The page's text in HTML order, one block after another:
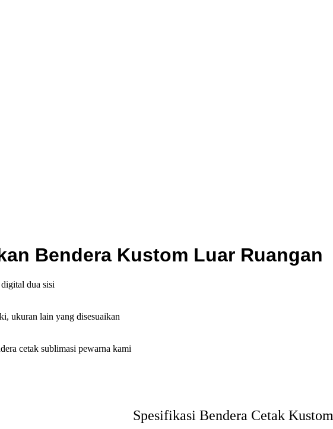
Bendera Kustom Luar Ruangan
dua sisi
ukuran lain yang disesuaikan
cetak sublimasi pewarna kami
Spesifikasi Bendera Cetak Kustom